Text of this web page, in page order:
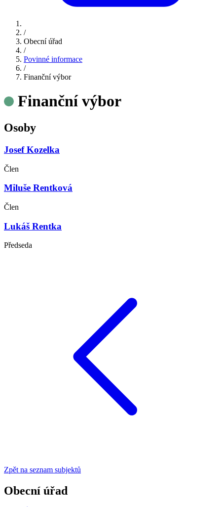
/
Obecní úřad
/
Povinné informace
/
Finanční výbor
Finanční výbor
Osoby
Josef Kozelka
Člen
Miluše Rentková
Člen
Lukáš Rentka
Předseda
Zpět na seznam subjektů
Obecní úřad